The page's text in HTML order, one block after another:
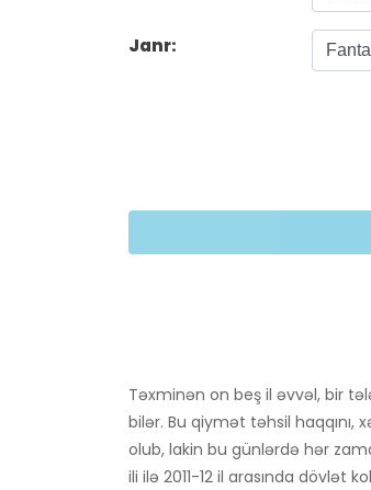
Janr:
Təxminən on beş il əvvəl, bir
bilər. Bu qiymət təhsil haqqını,
olub, lakin bu günlərdə hər
ili ilə 2011-12 il arasında